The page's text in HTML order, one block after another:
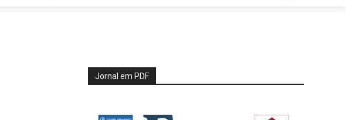
Jornal em PDF